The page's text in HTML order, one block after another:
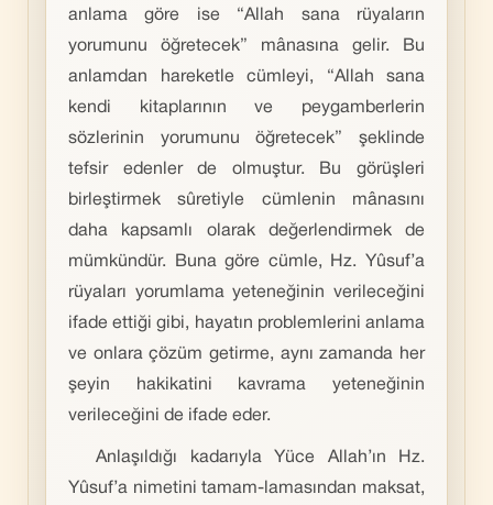
anlama göre ise “Allah sana rüyaların
yorumunu öğretecek” mânasına gelir. Bu
anlamdan hareketle cümleyi, “Allah sana
kendi kitaplarının ve peygamberlerin
sözlerinin yorumunu öğretecek” şeklinde
tefsir edenler de olmuştur. Bu görüşleri
birleştirmek sûretiyle cümlenin mânasını
daha kapsamlı olarak değerlendirmek de
mümkündür. Buna göre cümle, Hz. Yûsuf’a
rüyaları yorumlama yeteneğinin verileceğini
ifade ettiği gibi, hayatın problemlerini anlama
ve onlara çözüm getirme, aynı zamanda her
şeyin hakikatini kavrama yeteneğinin
verileceğini de ifade eder.
Anlaşıldığı kadarıyla Yüce Allah’ın Hz.
Yûsuf’a nimetini tamam-lamasından maksat,